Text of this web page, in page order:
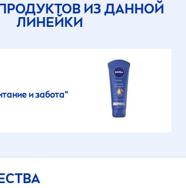
ИЗ ДАННОЙ
ЛИНЕЙКИ
и забота"